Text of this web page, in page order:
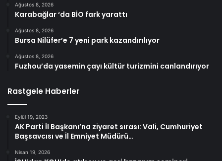
Ağustos 8, 2026
Karabağlar ‘da BİO fark yarattı
Ağustos 8, 2026
Bursa Nilüfer’e 7 yeni park kazandırılıyor
Ağustos 8, 2026
Fuzhou’da yasemin çayı kültür turizmini canlandırıyor
Rastgele Haberler
Eylül 19, 2023
AK Parti İl Başkanı’na ziyaret sırası: Vali, Cumhuriyet
Başsavcısı ve İl Emniyet Müdürü…
Nisan 19, 2026